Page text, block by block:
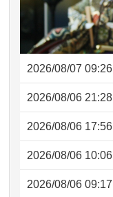
2026/08/07 09:26
2026/08/06 21:28
2026/08/06 17:56
2026/08/06 10:06
2026/08/06 09:17